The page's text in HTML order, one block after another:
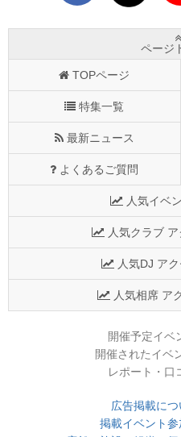
ページ
TOPページ
特集一覧
最新ニュース
よくあるご質問
人気イベ
人気クラブ
人気DJ ア
人気相席 ア
開催予定イベ
開催されたイベ
レポート・口
広告掲載につ
掲載イベント